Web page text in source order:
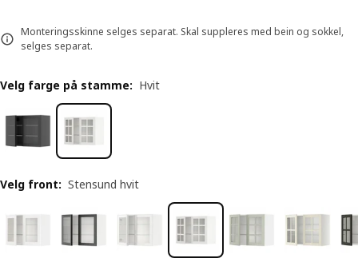
Monteringsskinne selges separat. Skal suppleres med bein og sokkel,
selges separat.
Velg farge på stamme: Hvit
Velg front: Stensund hvit